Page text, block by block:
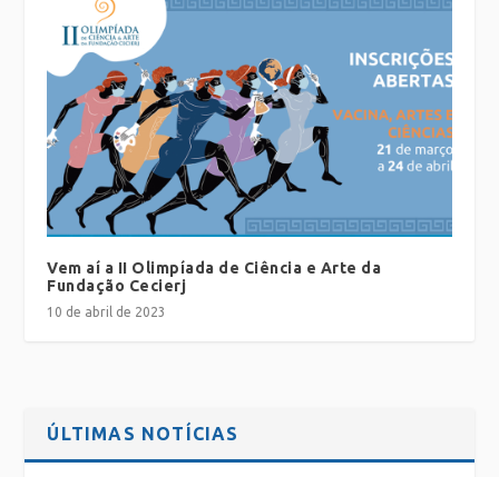
Vem aí a II Olimpíada de Ciência e Arte da
Fundação Cecierj
10 de abril de 2023
ÚLTIMAS NOTÍCIAS